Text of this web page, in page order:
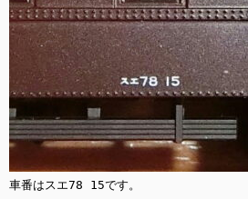
車番はスエ78 15です。